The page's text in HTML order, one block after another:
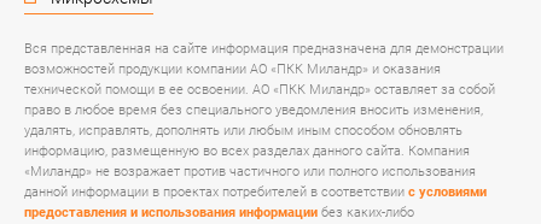
Вся представленная на сайте информация предназначена для демонстрации
возможностей продукции компании АО «ПКК Миландр» и оказания
технической помощи в ее освоении. АО «ПКК Миландр» оставляет за собой
право в любое время без специального уведомления вносить изменения,
удалять, исправлять, дополнять или любым иным способом обновлять
информацию, размещенную во всех разделах данного сайта. Компания
«Миландр» не возражает против частичного или полного использования
данной информации в проектах потребителей в соответствии с условиями
предоставления и использования информации без каких-либо